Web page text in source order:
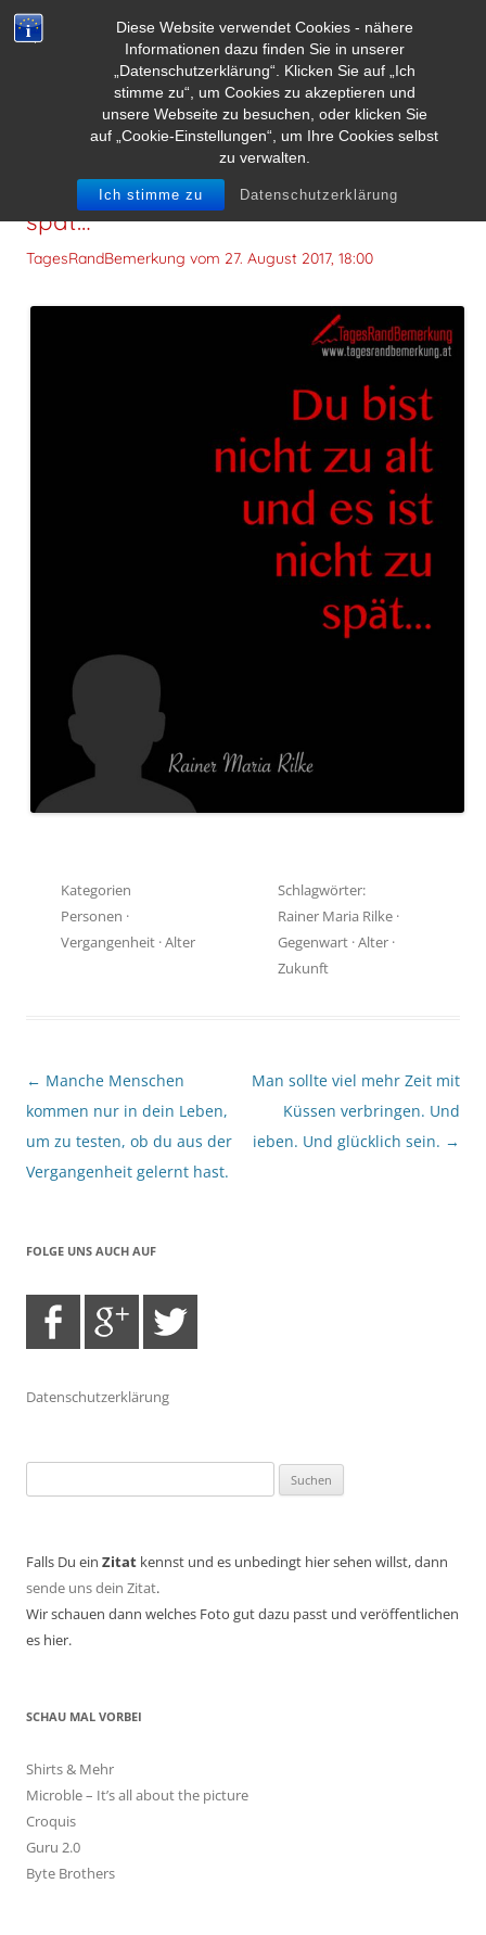
Diese Website verwendet Cookies - nähere
Informationen dazu finden Sie in unserer
„Datenschutzerklärung“. Klicken Sie auf „Ich
stimme zu“, um Cookies zu akzeptieren und
unsere Webseite zu besuchen, oder klicken Sie
auf „Cookie-Einstellungen“, um Ihre Cookies selbst
zu verwalten.
Ich stimme zu Datenschutzerklärung
Du bist nicht zu alt und es ist nicht zu
spät…
TagesRandBemerkung vom 27. August 2017, 18:00
Kategorien
Personen ·
Vergangenheit ·Alter
Schlagwörter:
Rainer Maria Rilke ·
Gegenwart ·Alter ·
Zukunft
Beitragsnavigation
← Manche Menschen
kommen nur in dein Leben,
um zu testen, ob du aus der
Vergangenheit gelernt hast.
Man sollte viel mehr Zeit mit
Küssen verbringen. Und
ieben. Und glücklich sein. →
FOLGE UNS AUCH AUF
Datenschutzerklärung
nach:
Falls Du ein Zitat kennst und es unbedingt hier sehen willst, dann
sende uns dein Zitat.
Wir schauen dann welches Foto gut dazu passt und veröffentlichen
es hier.
SCHAU MAL VORBEI
Shirts & Mehr
Microble – It’s all about the picture
Croquis
Guru 2.0
Byte Brothers